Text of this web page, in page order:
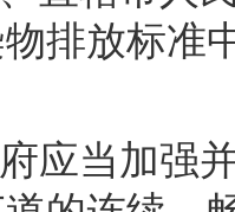
排放标准
应当加强